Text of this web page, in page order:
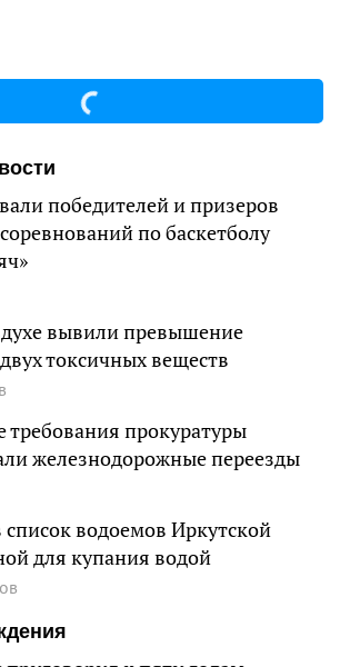
победителей и призеров
по баскетболу
вывили превышение
токсичных веществ
требования прокуратуры
железнодорожные переезды
водоемов Иркутской
для купания водой